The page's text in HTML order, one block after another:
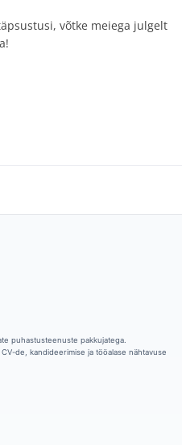
võtke meiega julgelt
puhastusteenuste pakkujatega.
de, kandideerimise ja tööalase nähtavuse